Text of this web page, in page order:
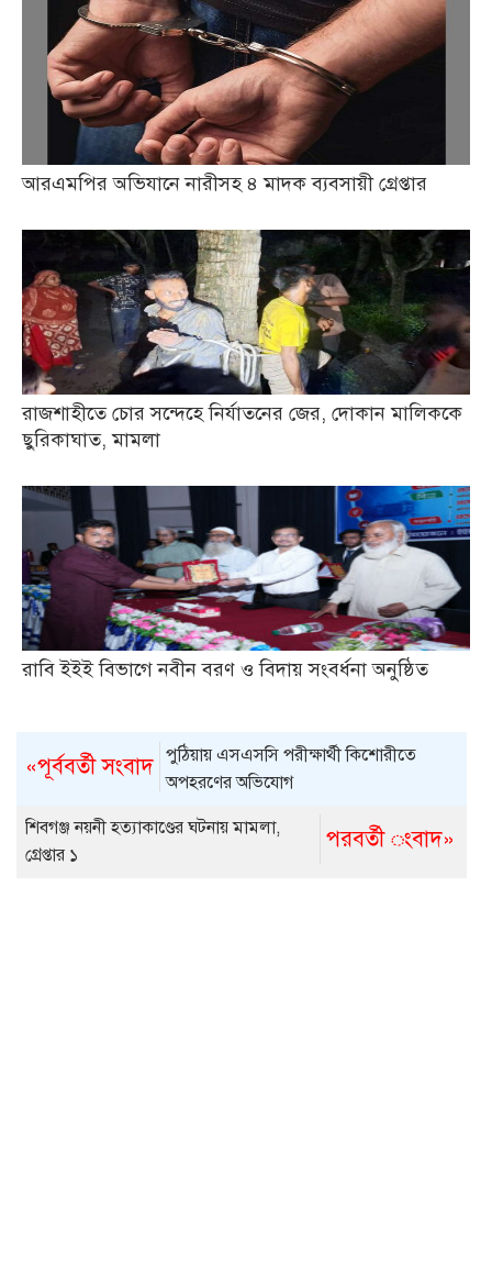
আরএমপির অভিযানে নারীসহ ৪ মাদক ব্যবসায়ী গ্রেপ্তার
রাজশাহীতে চোর সন্দেহে নির্যাতনের জের, দোকান মালিককে
ছুরিকাঘাত, মামলা
রাবি ইইই বিভাগে নবীন বরণ ও বিদায় সংবর্ধনা অনুষ্ঠিত
«পূর্ববর্তী সংবাদ পুঠিয়ায় এসএসসি পরীক্ষার্থী কিশোরীতে
অপহরণের অভিযোগ
পরবর্তী ংবাদ»
শিবগঞ্জ নয়নী হত্যাকাণ্ডের ঘটনায় মামলা,
গ্রেপ্তার ১